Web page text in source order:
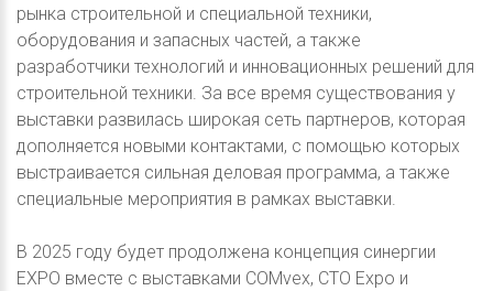
рынка строительной и специальной техники,
оборудования и запасных частей, а также
разработчики технологий и инновационных решений для
строительной техники. За все время существования у
выставки развилась широкая сеть партнеров, которая
дополняется новыми контактами, с помощью которых
выстраивается сильная деловая программа, а также
специальные мероприятия в рамках выставки.
В 2025 году будет продолжена концепция синергии
EXPO вместе с выставками COMvex, CTO Expo и